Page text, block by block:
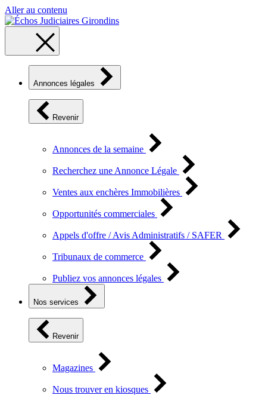
Aller au contenu
Annonces légales
Revenir
Annonces de la semaine
Recherchez une Annonce Légale
Ventes aux enchères Immobilières
Opportunités commerciales
Appels d'offre / Avis Administratifs / SAFER
Tribunaux de commerce
Publiez vos annonces légales
Nos services
Revenir
Magazines
Nous trouver en kiosques